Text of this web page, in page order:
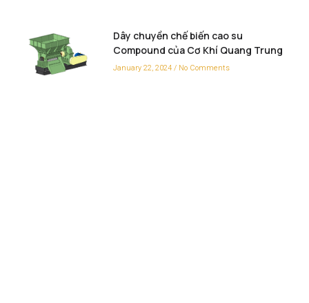
Dây chuyền chế biến cao su
Compound của Cơ Khí Quang Trung
January 22, 2024 No Comments